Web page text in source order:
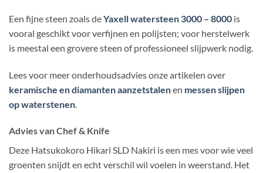
Een fijne steen zoals deYaxell watersteen 3000 – 8000 is
vooral geschikt voor verfijnen en polijsten; voor herstelwerk
is meestal een grovere steen of professioneel slijpwerk nodig.
Lees voor meer onderhoudsadvies onze artikelen over
keramische en diamanten aanzetstalenen messen slijpen
op waterstenen
Advies van Chef & Knife
Deze Hatsukokoro Hikari SLD Nakiri is een mes voor wie veel
groenten snijdt en echt verschil wil voelen in weerstand. Het